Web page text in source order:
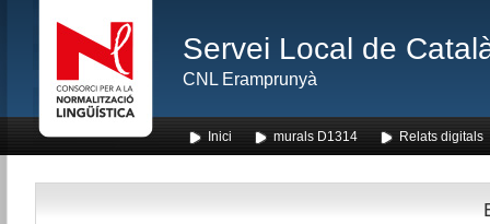
Servei Local de
CNL Eramprunyà
Inici murals D1314 Relats digitals